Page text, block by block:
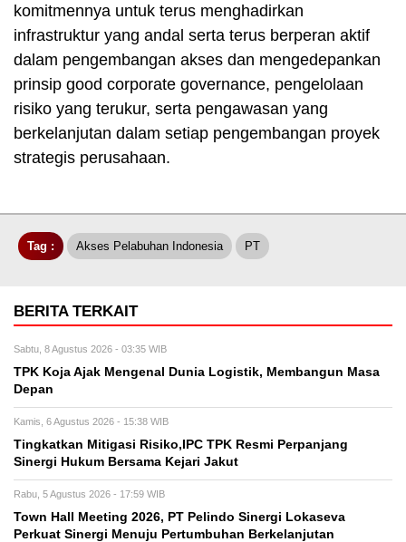
komitmennya untuk terus menghadirkan
infrastruktur yang andal serta terus berperan aktif
dalam pengembangan akses dan mengedepankan
prinsip good corporate governance, pengelolaan
risiko yang terukur, serta pengawasan yang
berkelanjutan dalam setiap pengembangan proyek
strategis perusahaan.
Tag : Akses Pelabuhan Indonesia PT
BERITA TERKAIT
Sabtu, 8 Agustus 2026 - 03:35 WIB
TPK Koja Ajak Mengenal Dunia Logistik, Membangun Masa
Depan
Kamis, 6 Agustus 2026 - 15:38 WIB
Tingkatkan Mitigasi Risiko,IPC TPK Resmi Perpanjang
Sinergi Hukum Bersama Kejari Jakut
Rabu, 5 Agustus 2026 - 17:59 WIB
Town Hall Meeting 2026, PT Pelindo Sinergi Lokaseva
Perkuat Sinergi Menuju Pertumbuhan Berkelanjutan